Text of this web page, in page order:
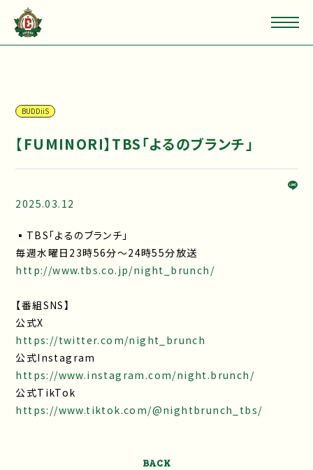
BUDDiiS
【FUMINORI】TBS「よるのブランチ」
2025.03.12
▪TBS「よるのブランチ」
毎週水曜日23時56分～24時55分放送
http://www.tbs.co.jp/night_brunch/
【番組SNS】
公式X
https://twitter.com/night_brunch
公式Instagram
https://www.instagram.com/night.brunch/
公式TikTok
https://www.tiktok.com/@nightbrunch_tbs/
BACK